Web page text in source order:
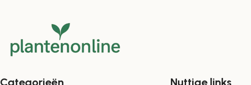
Categorieën Nuttige links